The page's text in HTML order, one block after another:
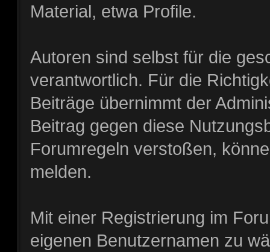
Material, etwa Profile.
Autoren sind selbst für die
verantwortlich. Für die
Beiträge übernimmt der
Beitrag gegen diese
Forumregeln verstoßen,
melden.
Mit einer Registrierung im
eigenen Benutzernamen zu